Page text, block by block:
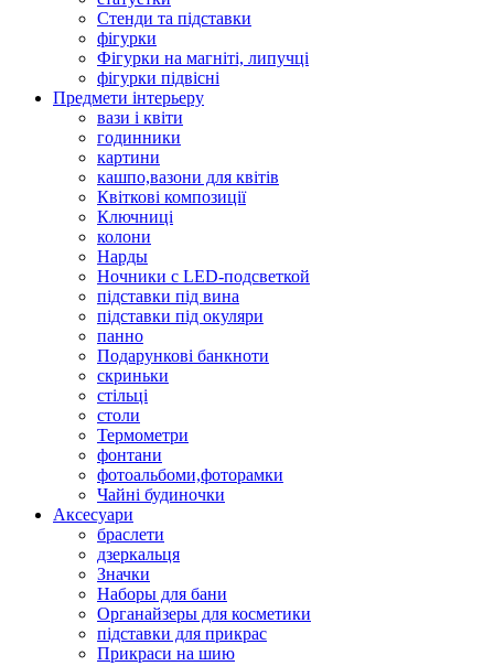
Стенди та підставки
фігурки
Фігурки на магніті, липучці
фігурки підвісні
Предмети інтерьеру
вази і квіти
годинники
картини
кашпо,вазони для квітів
Квіткові композиції
Ключниці
колони
Нарды
Ночники с LED-подсветкой
підставки під вина
підставки під окуляри
панно
Подарункові банкноти
скриньки
стільці
столи
Термометри
фонтани
фотоальбоми,фоторамки
Чайні будиночки
Аксесуари
браслети
дзеркальця
Значки
Наборы для бани
Органайзеры для косметики
підставки для прикрас
Прикраси на шию